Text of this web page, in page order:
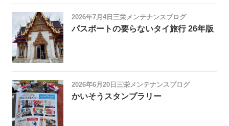
2026年7月4日 三栄メンテナンスブログ
パスポートの要らないタイ旅行 26年版
2026年6月20日 三栄メンテナンスブログ
かいそうスタンプラリー